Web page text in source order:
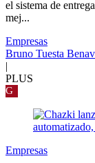
el sistema de
mej...
Empresas
Bruno Tuesta
|
PLUS
G
Empresas